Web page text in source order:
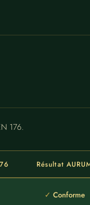
176.
Résultat
Conforme